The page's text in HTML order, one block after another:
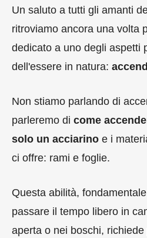
Un saluto a tutti gli amanti
ritroviamo ancora una volta
dedicato a uno degli aspetti
dell'essere in natura:
Non stiamo parlando di
parleremo di come
solo un acciarino e i
ci offre: rami e foglie.
Questa abilità,
passare il tempo libero in
aperta o nei boschi,